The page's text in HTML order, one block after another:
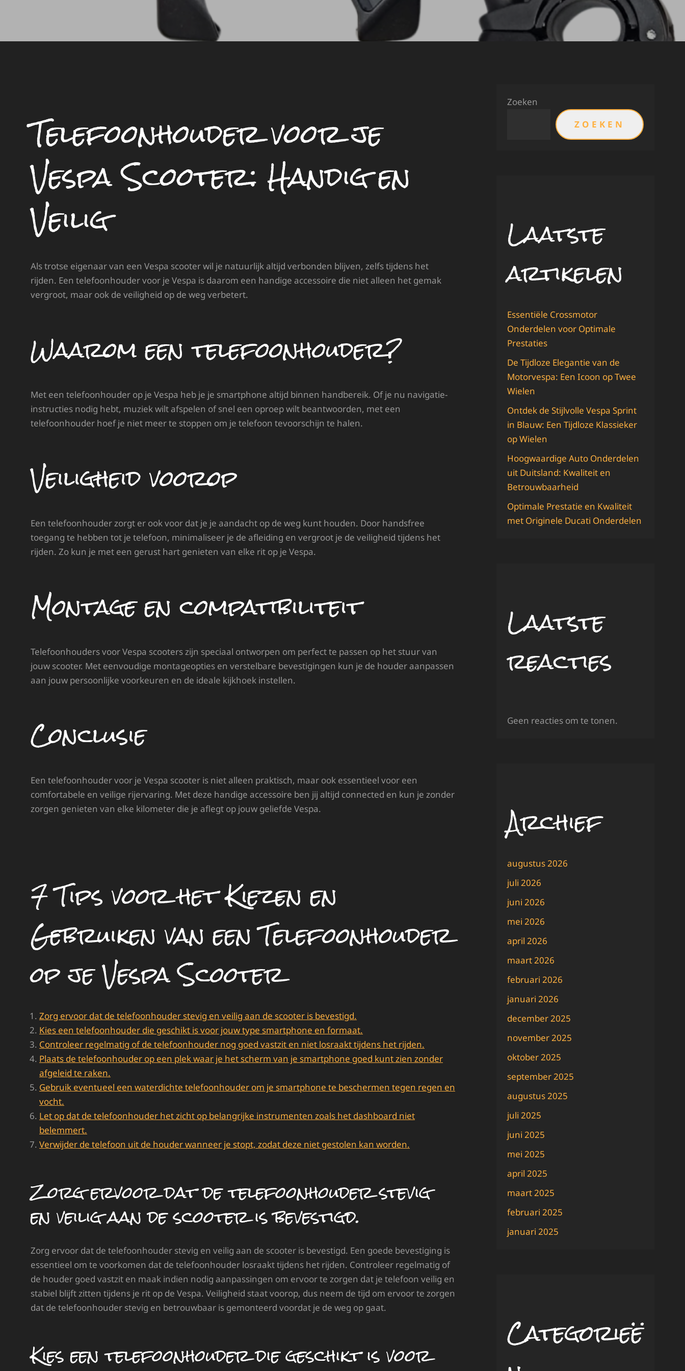
Telefoonhouder voor je
Vespa Scooter: Handig en
Veilig
Als trotse eigenaar van een Vespa scooter wil je natuurlijk altijd verbonden blijven, zelfs tijdens het
rijden. Een telefoonhouder voor je Vespa is daarom een handige accessoire die niet alleen het gemak
vergroot, maar ook de veiligheid op de weg verbetert.
Waarom een telefoonhouder?
Met een telefoonhouder op je Vespa heb je je smartphone altijd binnen handbereik. Of je nu navigatie-
instructies nodig hebt, muziek wilt afspelen of snel een oproep wilt beantwoorden, met een
telefoonhouder hoef je niet meer te stoppen om je telefoon tevoorschijn te halen.
Veiligheid voorop
Een telefoonhouder zorgt er ook voor dat je je aandacht op de weg kunt houden. Door handsfree
toegang te hebben tot je telefoon, minimaliseer je de afleiding en vergroot je de veiligheid tijdens het
rijden. Zo kun je met een gerust hart genieten van elke rit op je Vespa.
Montage en compatibiliteit
Telefoonhouders voor Vespa scooters zijn speciaal ontworpen om perfect te passen op het stuur van
jouw scooter. Met eenvoudige montageopties en verstelbare bevestigingen kun je de houder aanpassen
aan jouw persoonlijke voorkeuren en de ideale kijkhoek instellen.
Conclusie
Een telefoonhouder voor je Vespa scooter is niet alleen praktisch, maar ook essentieel voor een
comfortabele en veilige rijervaring. Met deze handige accessoire ben jij altijd connected en kun je zonder
zorgen genieten van elke kilometer die je aflegt op jouw geliefde Vespa.
7 Tips voor het Kiezen en
Gebruiken van een Telefoonhouder
op je Vespa Scooter
Zorg ervoor dat de telefoonhouder stevig en veilig aan de scooter is bevestigd.
Kies een telefoonhouder die geschikt is voor jouw type smartphone en formaat.
Controleer regelmatig of de telefoonhouder nog goed vastzit en niet losraakt tijdens het rijden.
Plaats de telefoonhouder op een plek waar je het scherm van je smartphone goed kunt zien zonder
afgeleid te raken.
Gebruik eventueel een waterdichte telefoonhouder om je smartphone te beschermen tegen regen en
vocht.
Let op dat de telefoonhouder het zicht op belangrijke instrumenten zoals het dashboard niet
belemmert.
Verwijder de telefoon uit de houder wanneer je stopt, zodat deze niet gestolen kan worden.
Zorg ervoor dat de telefoonhouder stevig
en veilig aan de scooter is bevestigd.
Zorg ervoor dat de telefoonhouder stevig en veilig aan de scooter is bevestigd. Een goede bevestiging is
essentieel om te voorkomen dat de telefoonhouder losraakt tijdens het rijden. Controleer regelmatig of
de houder goed vastzit en maak indien nodig aanpassingen om ervoor te zorgen dat je telefoon veilig en
stabiel blijft zitten tijdens je rit op de Vespa. Veiligheid staat voorop, dus neem de tijd om ervoor te zorgen
dat de telefoonhouder stevig en betrouwbaar is gemonteerd voordat je de weg op gaat.
Kies een telefoonhouder die geschikt is voor
Zoeken
ZOEKEN
Laatste
artikelen
Essentiële Crossmotor
Onderdelen voor Optimale
Prestaties
De Tijdloze Elegantie van de
Motorvespa: Een Icoon op Twee
Wielen
Ontdek de Stijlvolle Vespa Sprint
in Blauw: Een Tijdloze Klassieker
op Wielen
Hoogwaardige Auto Onderdelen
uit Duitsland: Kwaliteit en
Betrouwbaarheid
Optimale Prestatie en Kwaliteit
met Originele Ducati Onderdelen
Laatste
reacties
Geen reacties om te tonen.
Archief
augustus 2026
juli 2026
juni 2026
mei 2026
april 2026
maart 2026
februari 2026
januari 2026
december 2025
november 2025
oktober 2025
september 2025
augustus 2025
juli 2025
juni 2025
mei 2025
april 2025
maart 2025
februari 2025
januari 2025
Categorieë